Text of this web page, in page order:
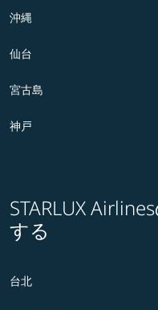
沖縄
仙台
宮古島
神戸
STARLUX
する
台北